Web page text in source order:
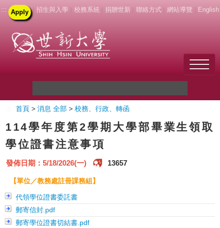
::: Apply | 招生與入學 校務系統 捐贈世新 聯絡方式 網站導覽 English
關於世新
未來學生
新生
在校生
教職員
首頁 >消息 全部 >校務、行政、轉函
114學年度第2學期大學部畢業生領取
學位證書注意事項
發佈日期：5/18/2026(一) 13657
【單位／教務處註冊課務組】
代領學位證書委託書
郵寄信封.pdf
郵寄學位證書切結書.pdf